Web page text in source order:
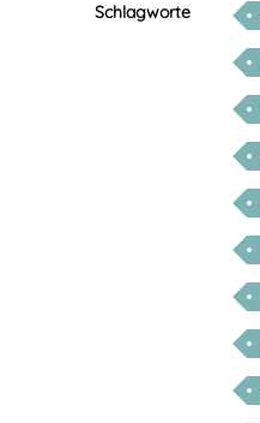
Schlagworte